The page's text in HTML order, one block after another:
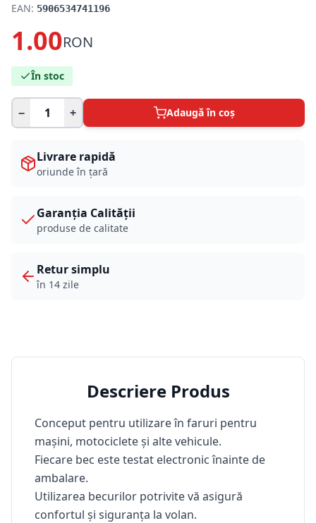
EAN: 5906534741196
1.00RON
În stoc
− + Adaugă în coș
Livrare rapidă
oriunde în țară
Garanția Calității
produse de calitate
Retur simplu
în 14 zile
Descriere Produs
Conceput pentru utilizare în faruri pentru
mașini, motociclete și alte vehicule.
Fiecare bec este testat electronic înainte de
ambalare.
Utilizarea becurilor potrivite vă asigură
confortul și siguranța la volan.